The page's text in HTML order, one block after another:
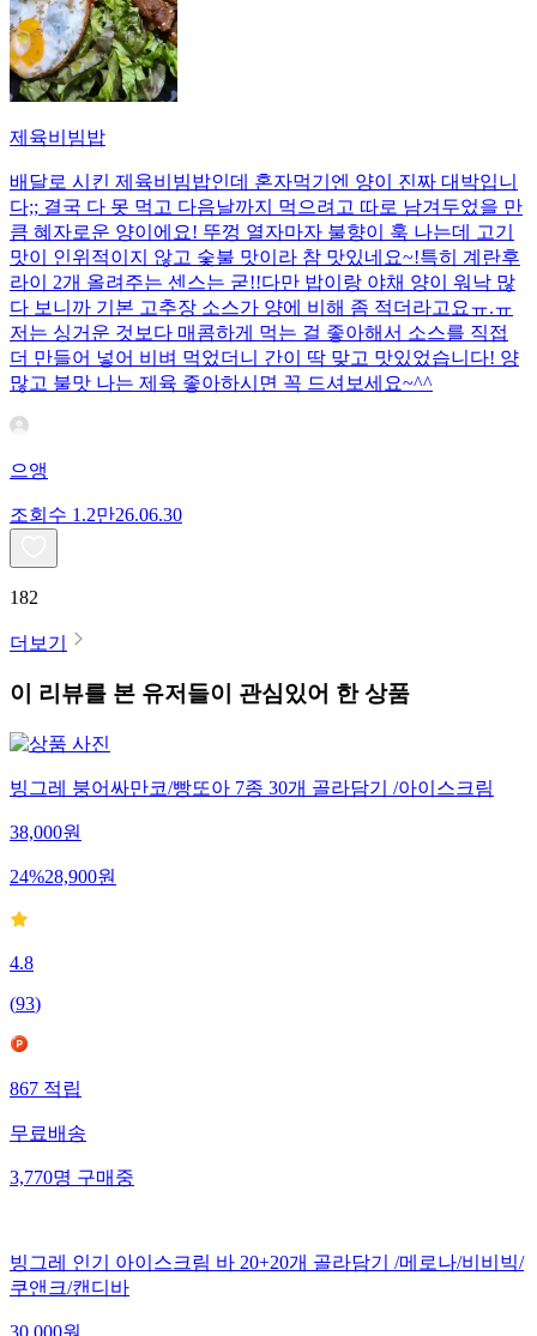
제육비빔밥
배달로 시킨 제육비빔밥인데 혼자먹기엔 양이 진짜 대박입니
다;; 결국 다 못 먹고 다음날까지 먹으려고 따로 남겨두었을 만
큼 혜자로운 양이에요! 뚜껑 열자마자 불향이 훅 나는데 고기
맛이 인위적이지 않고 숯불 맛이라 참 맛있네요~!특히 계란후
라이 2개 올려주는 센스는 굳!! ​다만 밥이랑 야채 양이 워낙 많
다 보니까 기본 고추장 소스가 양에 비해 좀 적더라고요ㅠ.ㅠ
저는 싱거운 것보다 매콤하게 먹는 걸 좋아해서 소스를 직접
더 만들어 넣어 비벼 먹었더니 간이 딱 맞고 맛있었습니다! 양
많고 불맛 나는 제육 좋아하시면 꼭 드셔보세요~^^
으앵
조회수 1.2만26.06.30
182
더보기
이 리뷰를 본 유저들이 관심있어 한 상품
빙그레 붕어싸만코/빵또아 7종 30개 골라담기 /아이스크림
38,000원
24%28,900원
4.8
(93)
867 적립
무료배송
3,770명 구매중
빙그레 인기 아이스크림 바 20+20개 골라담기 /메로나/비비빅/
쿠앤크/캔디바